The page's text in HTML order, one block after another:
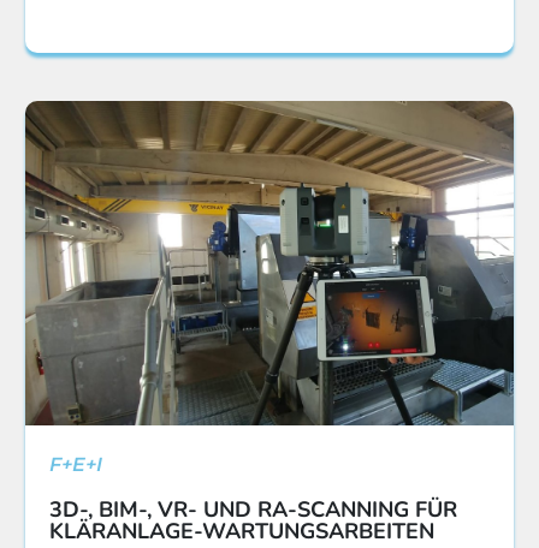
F+E+I
3D-, BIM-, VR- UND RA-SCANNING FÜR
KLÄRANLAGE-WARTUNGSARBEITEN